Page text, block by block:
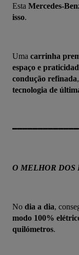
Esta Mercedes-
isso.
Uma carrinha
espaço e
condução refinada
tecnologia de
O MELHOR DOS
No dia a dia,
modo 100%
quilómetros.